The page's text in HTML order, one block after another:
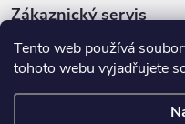
Tento web používá
tohoto webu vyjadřujete
Zákaznický servis